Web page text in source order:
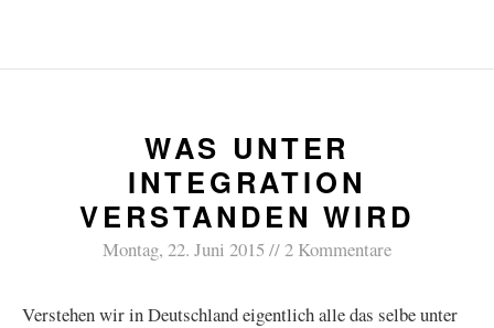
WAS UNTER
INTEGRATION
VERSTANDEN WIRD
Montag, 22. Juni 2015 2 Kommentare
Verstehen wir in Deutschland eigentlich alle das selbe unter